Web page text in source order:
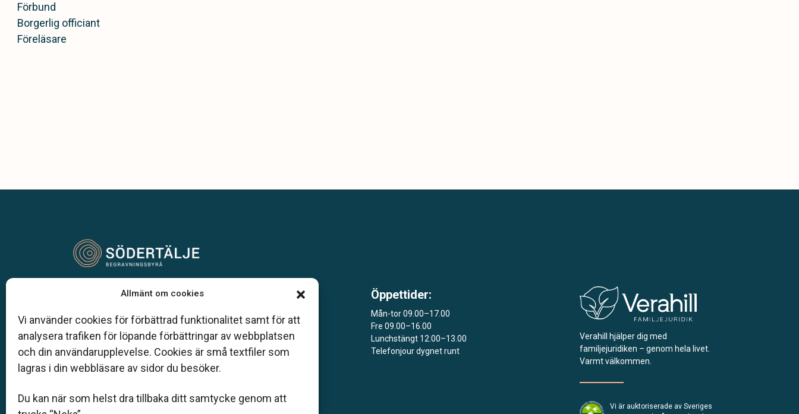
Allmänt om cookies
Vi använder cookies för förbättrad funktionalitet samt för att
analysera trafiken för löpande förbättringar av webbplatsen
och din användarupplevelse. Cookies är små textfiler som
lagras i din webbläsare av sidor du besöker.
Du kan när som helst dra tillbaka ditt samtycke genom att
Förbund
Borgerlig officiant
Föreläsare
Vår begravningsbyrå är en del av Klarahill.
är auktoriserade inom Sveriges begravningsbyråers
förbund (SBF). Det personliga är centralt för oss,
både när det gäller bemötande och när vi utformar
skräddarsydda personliga begravningar.
kontakt@sodertaljebegravningsbyra.se
Öppettider:
Mån-tor 09.00–17.00
Fre 09.00–16.00
Lunchstängt 12.00–13.00
Telefonjour dygnet runt
Verahill hjälper dig med
familjejuridiken – genom hela livet.
Varmt välkommen.
Vi är auktoriserade av Sveriges